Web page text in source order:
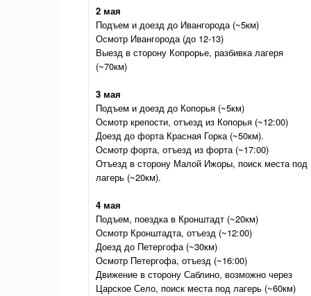
2 мая
Подъем и доезд до Ивангорода (~5км)
Осмотр Ивангорода (до 12-13)
Выезд в сторону Копрорье, разбивка лагеря
(~70км)
3 мая
Подъем и доезд до Копорья (~5км)
Осмотр крепости, отъезд из Копорья (~12:00)
Доезд до форта Красная Горка (~50км).
Осмотр форта, отъезд из форта (~17:00)
Отъезд в сторону Малой Ижоры, поиск места под
лагерь (~20км).
4 мая
Подъем, поездка в Кронштадт (~20км)
Осмотр Кронштадта, отъезд (~12:00)
Доезд до Петергофа (~30км)
Осмотр Петергофа, отъезд (~16:00)
Движение в сторону Саблино, возможно через
Царское Село, поиск места под лагерь (~60км)